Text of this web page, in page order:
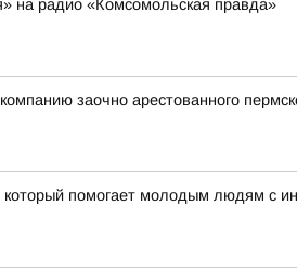
на радио «Комсомольская правда»
заочно арестованного
который помогает молодым людям с